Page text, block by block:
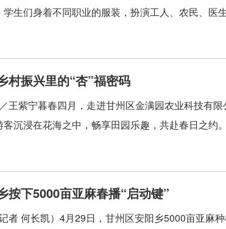
生们身着不同职业的服装，扮演工人、农民、医
村振兴里的“杏”福密码
王紫宁暮春四月，走进甘州区金满园农业科技有
沉浸在花海之中，畅享田园乐趣，共赴春日之约
按下5000亩亚麻春播“启动键”
者 何长凯）4月29日，甘州区安阳乡5000亩亚麻